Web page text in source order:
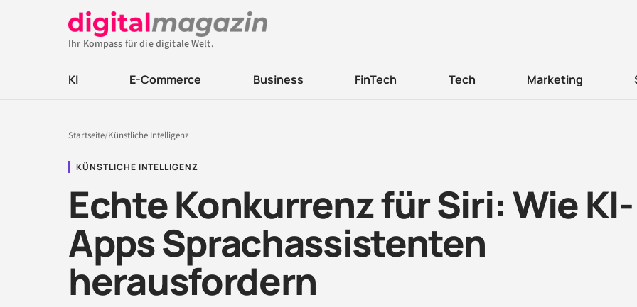
Ihr Kompass für die digitale Welt.
KI E-Commerce Business FinTech Tech Marketing
Startseite/Künstliche Intelligenz
KÜNSTLICHE INTELLIGENZ
Echte Konkurrenz für Siri: Wie KI-
Apps Sprachassistenten
herausfordern